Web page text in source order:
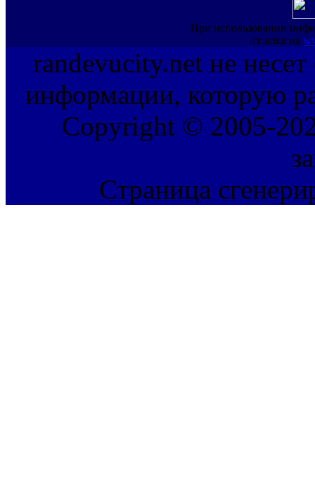
При использовании
ссылка на
randevucity.net не несет
информации, которую
Copyright © 2005-
Страница